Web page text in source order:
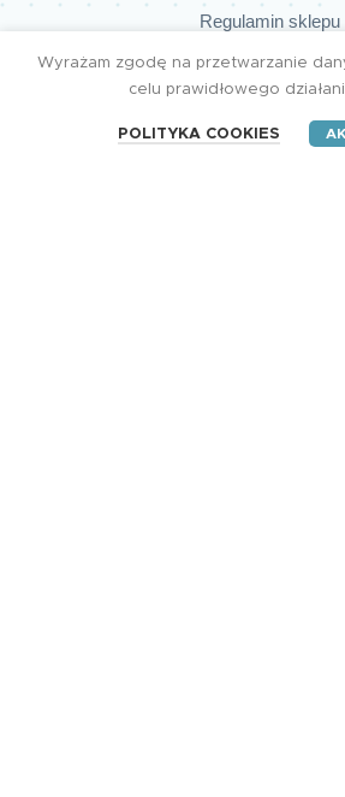
Regulamin sklepu
Polityka
Dostawy
Wyrażam zgodę na przetwarzanie
celu prawidłowego
POLITYKA COOKIES